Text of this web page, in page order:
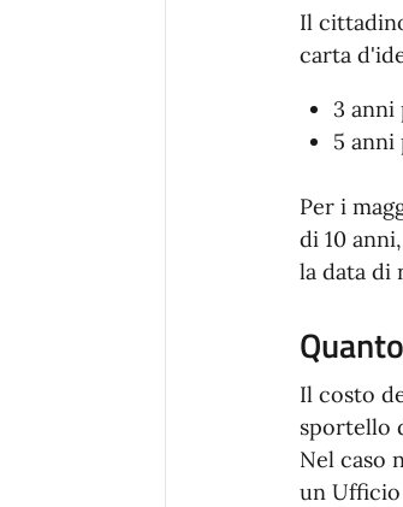
Il
carta
3
5 anni
Per i
di 10
la data di
Il costo
sportello
Nel caso
un Ufficio